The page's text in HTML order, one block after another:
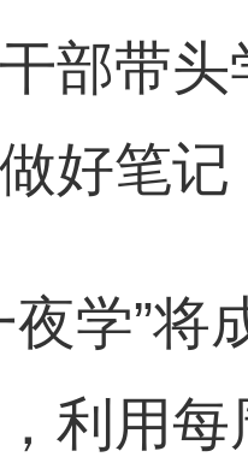
部带
好笔
学”将
利用